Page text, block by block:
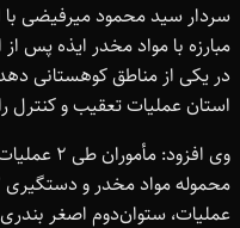
سردار سید محمود میرفیضی با
مبارزه با مواد مخدر ایذه پس از
در یکی از مناطق کوهستانی
استان عملیات تعقیب و کنترل
وی
عملیات، ستوان‌دوم اصغر بندری